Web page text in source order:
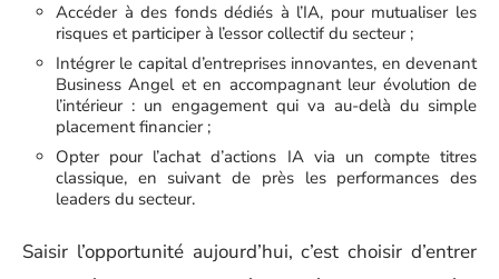
Accéder à des fonds dédiés à l’IA, pour mutualiser les
risques et participer à l’essor collectif du secteur ;
Intégrer le capital d’entreprises innovantes, en devenant
Business Angel et en accompagnant leur évolution de
l’intérieur : un engagement qui va au-delà du simple
placement financier ;
Opter pour l’achat d’actions IA via un compte titres
classique, en suivant de près les performances des
leaders du secteur.
Saisir l’opportunité aujourd’hui, c’est choisir d’entrer